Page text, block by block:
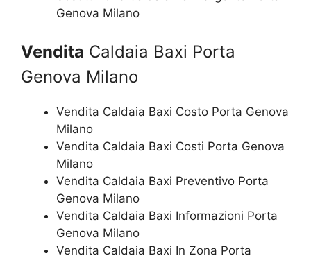
Genova Milano
Vendita Caldaia Baxi Porta
Genova Milano
Vendita Caldaia Baxi Costo Porta Genova
Milano
Vendita Caldaia Baxi Costi Porta Genova
Milano
Vendita Caldaia Baxi Preventivo Porta
Genova Milano
Vendita Caldaia Baxi Informazioni Porta
Genova Milano
Vendita Caldaia Baxi In Zona Porta